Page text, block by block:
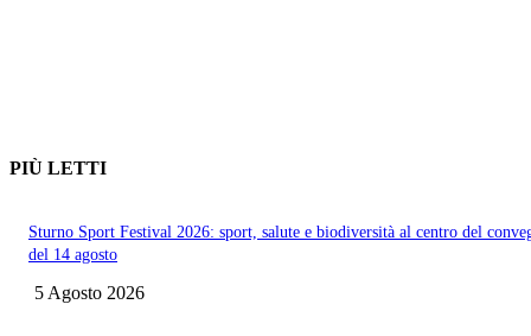
PIÙ LETTI
Sturno Sport Festival 2026: sport, salute e biodiversità al centro del
del 14 agosto
5 Agosto 2026